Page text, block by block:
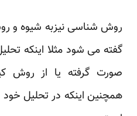
روش شناسی نیزبه شیوه و
گفته می شود مثلا اینکه
صورت گرفته یا از روش
همچنین اینکه در تحلیل